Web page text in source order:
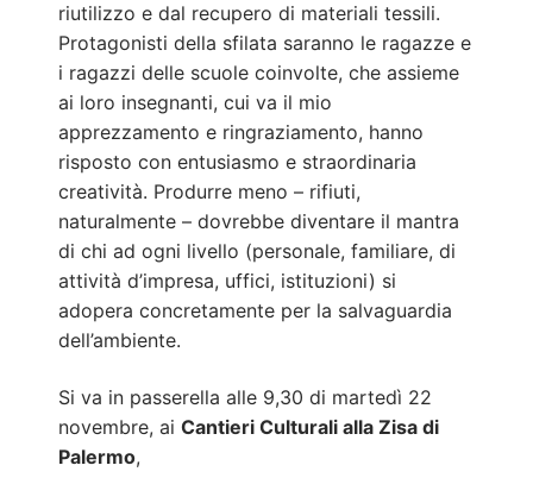
riutilizzo e dal recupero di materiali tessili.
Protagonisti della sfilata saranno le ragazze e
i ragazzi delle scuole coinvolte, che assieme
ai loro insegnanti, cui va il mio
apprezzamento e ringraziamento, hanno
risposto con entusiasmo e straordinaria
creatività. Produrre meno – rifiuti,
naturalmente – dovrebbe diventare il mantra
di chi ad ogni livello (personale, familiare, di
attività d’impresa, uffici, istituzioni) si
adopera concretamente per la salvaguardia
dell’ambiente.
Si va in passerella alle 9,30 di martedì 22
novembre, aiCantieri Culturali alla Zisa di
Palermo,